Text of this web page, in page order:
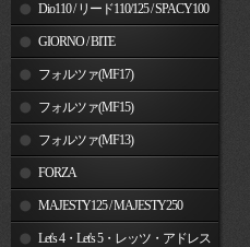
Dio110 / リード110/125 / SPACY100
GIORNO / BITE
フォルツァ(MF17)
フォルツァ(MF15)
フォルツァ(MF13)
FORZA
MAJESTY125 / MAJESTY250
Let's 4・Let's 5・レッツ・アドレス